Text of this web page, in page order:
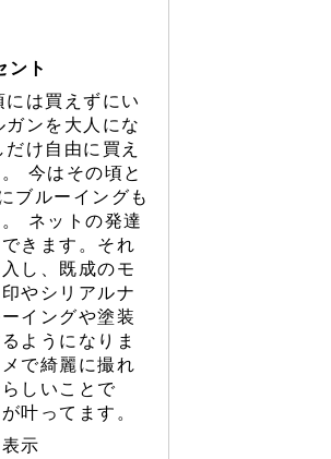
ント
には買えずにい
ガンを大人にな
だけ自由に買え
今はその頃と
ブルーイングも
ネットの発達
きます。それ
し、既成のモ
やシリアルナ
イングや塗装
ようになりま
で綺麗に撮れ
しいことで
叶ってます。
示